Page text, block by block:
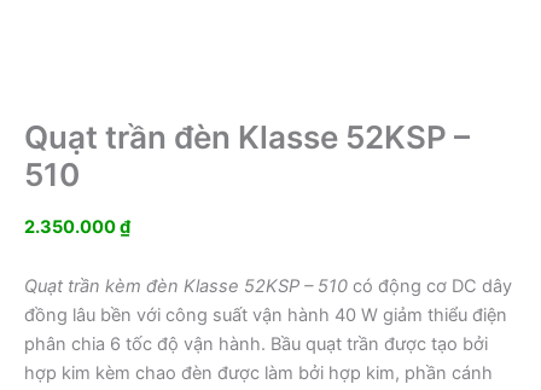
Quạt trần đèn Klasse 52KSP –
510
2.350.000₫
Quạt trần kèm đèn Klasse 52KSP – 510 có động cơ DC dây
đồng lâu bền với công suất vận hành 40 W giảm thiểu điện
phân chia 6 tốc độ vận hành. Bầu quạt trần được tạo bởi
hợp kim kèm chao đèn được làm bởi hợp kim, phần cánh